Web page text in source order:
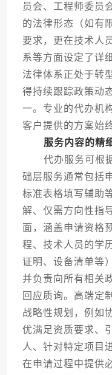
员会、工程师委员
的法律形态（如有
要求，更在技术人
系等方面设定了详
法律体系正处于转
得持续跟踪政策动
一。专业的代办机
客户提供的方案始
服务内容的精
代办服务可根据
础层服务通常包括
标准表格填写辅助
解、仅需方向性指
面，涵盖申请资格
程、技术人员的学
证明、设备清单等
并负责向所有相关
回应质询。高端定
战略性规划，例如
优满足资质要求、
人、针对特定项目
在申请过程中提供